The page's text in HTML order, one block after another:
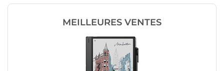
MEILLEURES VENTES